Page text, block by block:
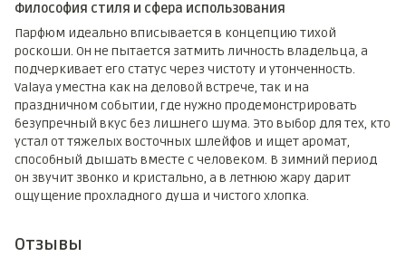
Философия стиля и сфера использования
Парфюм идеально вписывается в концепцию тихой
роскоши. Он не пытается затмить личность владельца, а
подчеркивает его статус через чистоту и утонченность.
Valaya уместна как на деловой встрече, так и на
праздничном событии, где нужно продемонстрировать
безупречный вкус без лишнего шума. Это выбор для тех, кто
устал от тяжелых восточных шлейфов и ищет аромат,
способный дышать вместе с человеком. В зимний период
он звучит звонко и кристально, а в летнюю жару дарит
ощущение прохладного душа и чистого хлопка.
Отзывы